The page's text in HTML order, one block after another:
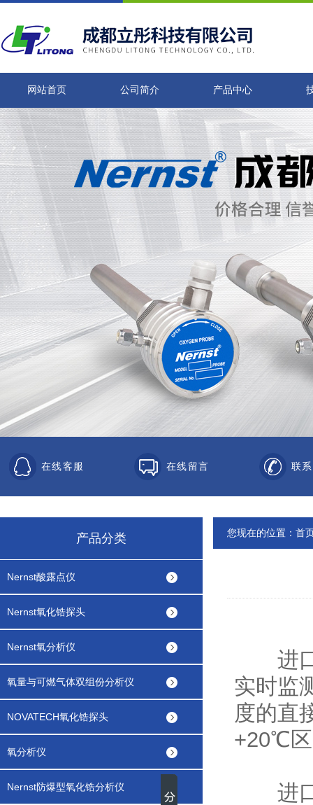
网站首页 公司简介 产品中心
在线客服 在线留言 联
产品分类
Nernst酸露点仪
Nernst氧化锆探头
Nernst氧分析仪
氧量与可燃气体双组份分析仪
NOVATECH氧化锆探头
氧分析仪
Nernst防爆型氧化锆分析仪
您现在的位置： 首
进口
实时监
度的直
+20℃
进